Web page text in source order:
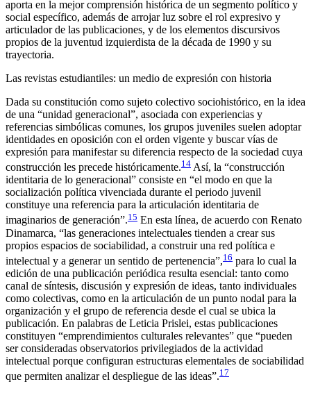
aporta en la mejor comprensión histórica de un segmento político y
social específico, además de arrojar luz sobre el rol expresivo y
articulador de las publicaciones, y de los elementos discursivos
propios de la juventud izquierdista de la década de 1990 y su
trayectoria.
Las revistas estudiantiles: un medio de expresión con historia
Dada su constitución como sujeto colectivo sociohistórico, en la idea
de una “unidad generacional”, asociada con experiencias y
referencias simbólicas comunes, los grupos juveniles suelen adoptar
identidades en oposición con el orden vigente y buscar vías de
expresión para manifestar su diferencia respecto de la sociedad cuya
construcción les precede históricamente.14 Así, la “construcción
identitaria de lo generacional” consiste en “el modo en que la
socialización política vivenciada durante el periodo juvenil
constituye una referencia para la articulación identitaria de
imaginarios de generación”.15 En esta línea, de acuerdo con Renato
Dinamarca, “las generaciones intelectuales tienden a crear sus
propios espacios de sociabilidad, a construir una red política e
intelectual y a generar un sentido de pertenencia”,16 para lo cual la
edición de una publicación periódica resulta esencial: tanto como
canal de síntesis, discusión y expresión de ideas, tanto individuales
como colectivas, como en la articulación de un punto nodal para la
organización y el grupo de referencia desde el cual se ubica la
publicación. En palabras de Leticia Prislei, estas publicaciones
constituyen “emprendimientos culturales relevantes” que “pueden
ser consideradas observatorios privilegiados de la actividad
intelectual porque configuran estructuras elementales de sociabilidad
que permiten analizar el despliegue de las ideas”.17